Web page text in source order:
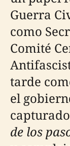
Guerra
como
Comité
tarde
el
de los